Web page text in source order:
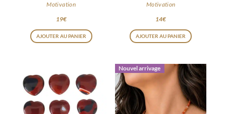
Motivation
19€
AJOUTER AU PANIER
Motivation
14€
AJOUTER AU PANIER
Nouvel arrivage